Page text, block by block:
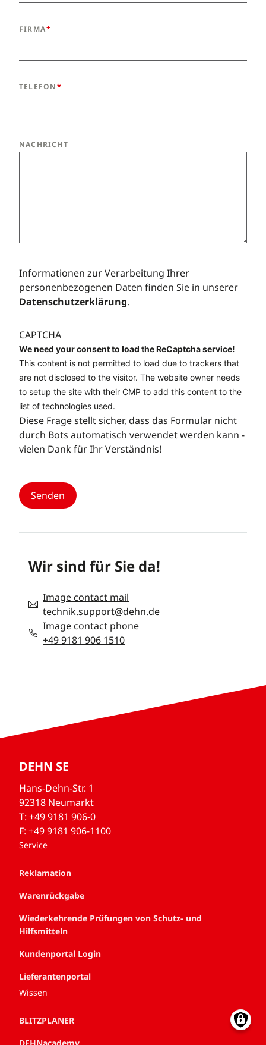
FIRMA
TELEFON
NACHRICHT
Informationen zur Verarbeitung Ihrer
personenbezogenen Daten finden Sie in unserer
Datenschutzerklärung.
CAPTCHA
We need your consent to load the ReCaptcha service!
This content is not permitted to load due to trackers that
are not disclosed to the visitor. The website owner needs
to setup the site with their CMP to add this content to the
list of technologies used.
Diese Frage stellt sicher, dass das Formular nicht
durch Bots automatisch verwendet werden kann -
vielen Dank für Ihr Verständnis!
Wir sind für Sie da!
Image contact mail
technik.support@dehn.de
Image contact phone
+49 9181 906 1510
DEHN SE
Hans-Dehn-Str. 1
92318 Neumarkt
T: +49 9181 906-0
F: +49 9181 906-1100
Service
Reklamation
Warenrückgabe
Wiederkehrende Prüfungen von Schutz- und
Hilfsmitteln
Kundenportal Login
Lieferantenportal
Wissen
BLITZPLANER